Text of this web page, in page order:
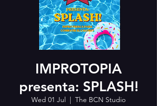
IMPROTOPIA
presenta: SPLASH!
Wed 01 Jul
  |
The BCN Studio